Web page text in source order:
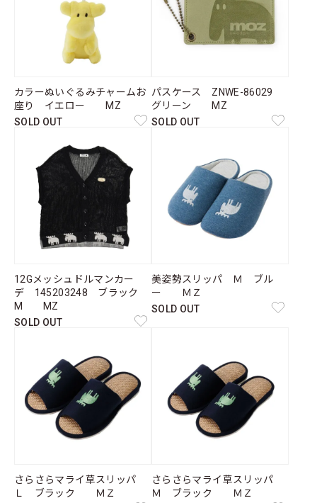
カラーぬいぐるみチャームお
座り イエロー MZ
SOLD OUT
パスケース ZNWE-86029
グリーン MZ
SOLD OUT
12Gメッシュドルマンカー
デ 145203248 ブラック
M MZ
SOLD OUT
美姿勢スリッパ Ｍ ブル
ー ＭＺ
SOLD OUT
さらさらマライ草スリッパ
Ｌ ブラック ＭＺ
さらさらマライ草スリッパ
Ｍ ブラック ＭＺ